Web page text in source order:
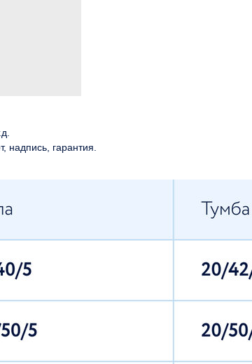
надпись, гарантия.